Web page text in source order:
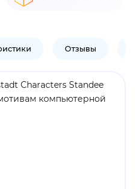
Отзывы
Characters Standee
компьютерной